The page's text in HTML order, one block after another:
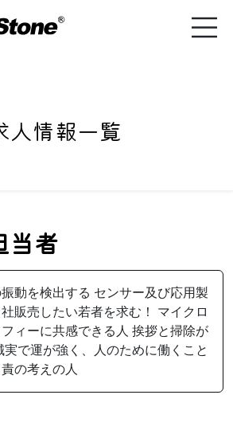
人情報一覧
当者
動を検出する センサー及び応用製
販売したい若者を求む！ マイクロ
ィーに共感できる人 挨拶と掃除が
実で運が強く、人のために働くこと
の考えの人